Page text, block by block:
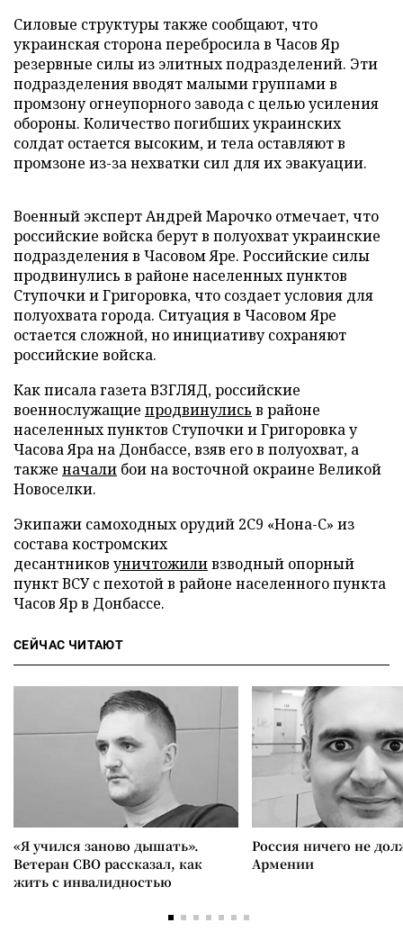
Силовые структуры также сообщают, что
украинская сторона перебросила в Часов Яр
резервные силы из элитных подразделений. Эти
подразделения вводят малыми группами в
промзону огнеупорного завода с целью усиления
обороны. Количество погибших украинских
солдат остается высоким, и тела оставляют в
промзоне из-за нехватки сил для их эвакуации.
Военный эксперт Андрей Марочко отмечает, что
российские войска берут в полуохват украинские
подразделения в Часовом Яре. Российские силы
продвинулись в районе населенных пунктов
Ступочки и Григоровка, что создает условия для
полуохвата города. Ситуация в Часовом Яре
остается сложной, но инициативу сохраняют
российские войска.
Как писала газета ВЗГЛЯД, российские
военнослужащие продвинулись в районе
населенных пунктов Ступочки и Григоровка у
Часова Яра на Донбассе, взяв его в полуохват, а
также начали бои на восточной окраине Великой
Новоселки.
Экипажи самоходных орудий 2С9 «Нона-С» из
состава костромских
десантников уничтожиливзводный опорный
пункт ВСУ с пехотой в районе населенного пункта
Часов Яр в Донбассе.
СЕЙЧАС ЧИТАЮТ
«Я учился заново дышать».
Ветеран СВО рассказал, как
жить с инвалидностью
Россия ничего не
Армении